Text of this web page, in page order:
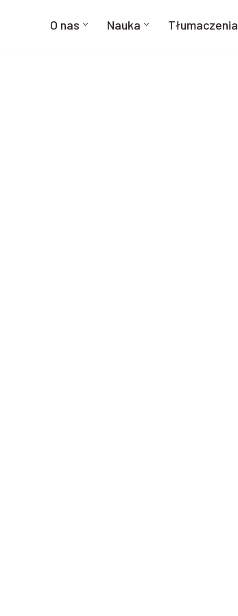
O nas Nauka Tłumaczenia